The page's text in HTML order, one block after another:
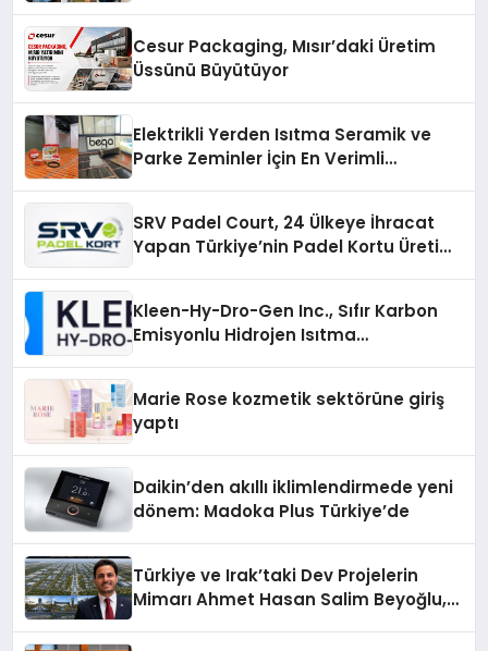
Cesur Packaging, Mısır’daki Üretim
Üssünü Büyütüyor
Elektrikli Yerden Isıtma Seramik ve
Parke Zeminler İçin En Verimli
SRV Padel Court, 24 Ülkeye İhracat
Yapan Türkiye’nin Padel Kortu Üretim
Kleen-Hy-Dro-Gen Inc., Sıfır Karbon
Emisyonlu Hidrojen Isıtma
Marie Rose kozmetik sektörüne giriş
yaptı
Daikin’den akıllı iklimlendirmede yeni
dönem: Madoka Plus Türkiye’de
Türkiye ve Irak’taki Dev Projelerin
Mimarı Ahmet Hasan Salim Beyoğlu,